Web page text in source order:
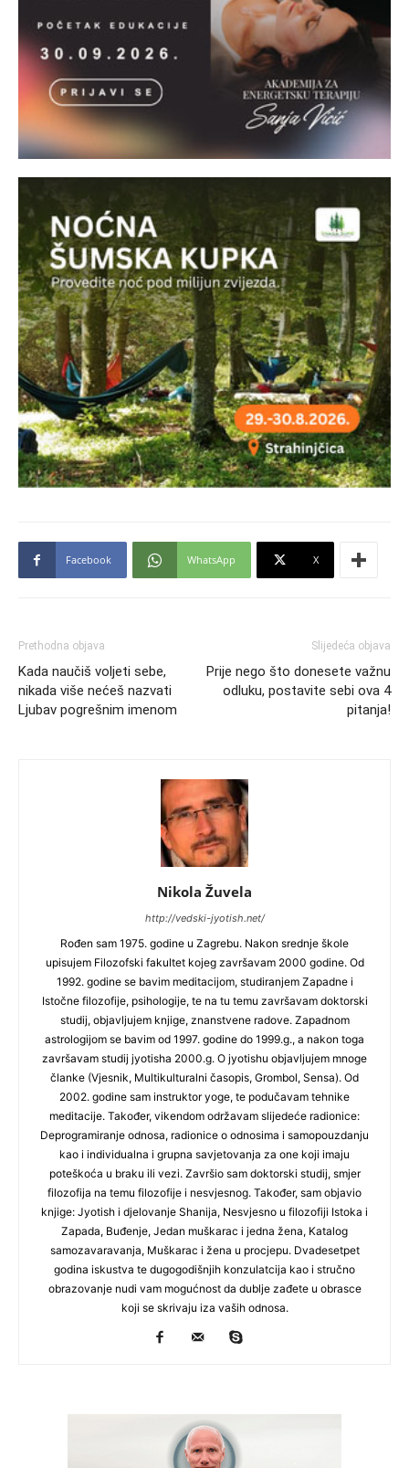
Facebook WhatsApp X
Prethodna objava
Kada naučiš voljeti sebe,
nikada više nećeš nazvati
Ljubav pogrešnim imenom
Slijedeća objava
Prije nego što donesete važnu
odluku, postavite sebi ova 4
pitanja!
Nikola Žuvela
http://vedski-jyotish.net/
Rođen sam 1975. godine u Zagrebu. Nakon srednje škole
upisujem Filozofski fakultet kojeg završavam 2000 godine. Od
1992. godine se bavim meditacijom, studiranjem Zapadne i
Istočne filozofije, psihologije, te na tu temu završavam doktorski
studij, objavljujem knjige, znanstvene radove. Zapadnom
astrologijom se bavim od 1997. godine do 1999.g., a nakon toga
završavam studij jyotisha 2000.g. O jyotishu objavljujem mnoge
članke (Vjesnik, Multikulturalni časopis, Grombol, Sensa). Od
2002. godine sam instruktor yoge, te podučavam tehnike
meditacije. Također, vikendom održavam slijedeće radionice:
Deprogramiranje odnosa, radionice o odnosima i samopouzdanju
kao i individualna i grupna savjetovanja za one koji imaju
poteškoća u braku ili vezi. Završio sam doktorski studij, smjer
filozofija na temu filozofije i nesvjesnog. Također, sam objavio
knjige: Jyotish i djelovanje Shanija, Nesvjesno u filozofiji Istoka i
Zapada, Buđenje, Jedan muškarac i jedna žena, Katalog
samozavaravanja, Muškarac i žena u procjepu. Dvadesetpet
godina iskustva te dugogodišnjih konzulatcija kao i stručno
obrazovanje nudi vam mogućnost da dublje zađete u obrasce
koji se skrivaju iza vaših odnosa.